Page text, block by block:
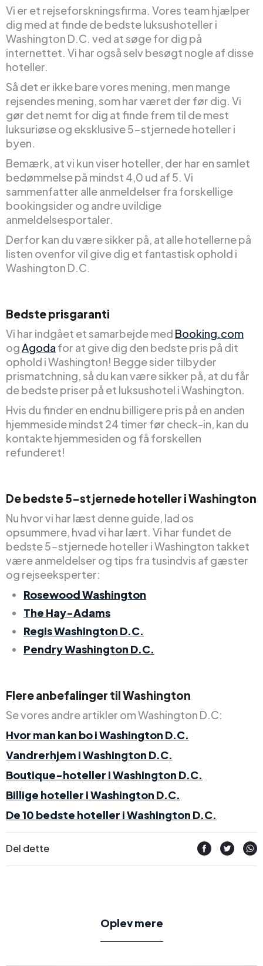
Vi er et rejseforskningsfirma. Vores team hjælper
dig med at finde de bedste luksushoteller i
Washington D.C. ved at søge for dig på
internettet. Vi har også selv besøgt nogle af disse
hoteller.
Så det er ikke bare vores mening, men mange
rejsendes mening, som har været der før dig. Vi
gør det nemt for dig at finde frem til de mest
luksuriøse og eksklusive 5-stjernede hoteller i
byen.
Bemærk, at vi kun viser hoteller, der har en samlet
bedømmelse på mindst 4,0 ud af 5. Vi
sammenfatter alle anmeldelser fra forskellige
bookingsider og andre uvildige
anmeldelsesportaler.
Derfor kan du være sikker på, at alle hotellerne på
listen ovenfor vil give dig et fantastisk ophold i
Washington D.C.
Bedste prisgaranti
Vi har indgået et samarbejde med Booking.com
ogAgoda for at give dig den bedste pris på dit
ophold i Washington! Begge sider tilbyder
prismatchning, så du kan være sikker på, at du får
de bedste priser på et luksushotel i Washington.
Hvis du finder en endnu billigere pris på en anden
hjemmeside mindst 24 timer før check-in, kan du
kontakte hjemmesiden og få forskellen
refunderet!
De bedste 5-stjernede hoteller i Washington
Nu hvor vi har læst denne guide, lad os
opsummere, hvad vi har lært. Vi har fundet de
bedste 5-stjernede hoteller i Washington takket
være anmeldelser og tips fra tusindvis af gæster
og rejseeksperter:
Rosewood Washington
The Hay-Adams
Regis Washington D.C.
Pendry Washington D.C.
Flere anbefalinger til Washington
Se vores andre artikler om Washington D.C:
Hvor man kan bo i Washington D.C.
Vandrerhjem i Washington D.C.
Boutique-hoteller i Washington D.C.
Billige hoteller i Washington D.C.
De 10 bedste hoteller i Washington D.C.
Del dette
Oplev mere